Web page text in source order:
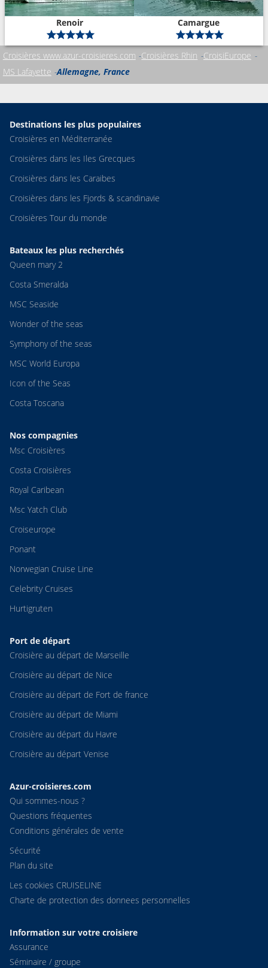
Renoir Camargue
Croisières www.azur-croisieres.com Croisières Rhin CroisiEurope
MS Lafayette Allemagne, France
Destinations les plus populaires
Croisières en Méditerranée
Croisières dans les Iles Grecques
Croisières dans les Caraibes
Croisières dans les Fjords & scandinavie
Croisières Tour du monde
Bateaux les plus recherchés
Queen mary 2
Costa Smeralda
MSC Seaside
Wonder of the seas
Symphony of the seas
MSC World Europa
Icon of the Seas
Costa Toscana
Nos compagnies
Msc Croisières
Costa Croisières
Royal Caribean
Msc Yatch Club
Croiseurope
Ponant
Norwegian Cruise Line
Celebrity Cruises
Hurtigruten
Port de départ
Croisière au départ de Marseille
Croisière au départ de Nice
Croisière au départ de Fort de france
Croisière au départ de Miami
Croisière au départ du Havre
Croisière au départ Venise
Azur-croisieres.com
Qui sommes-nous ?
Questions fréquentes
Conditions générales de vente
Sécurité
Plan du site
Les cookies CRUISELINE
Charte de protection des donnees personnelles
Information sur votre croisiere
Assurance
Séminaire / groupe